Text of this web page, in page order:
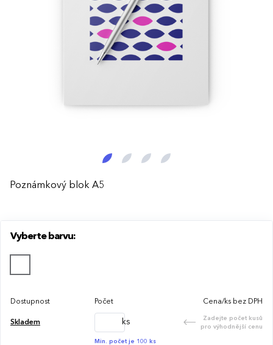
Poznámkový blok A5
Vyberte barvu:
Dostupnost Počet Cena/ks bez DPH
Skladem ks
Zadejte počet kusů
pro výhodnější cenu
Min. počet je 100 ks